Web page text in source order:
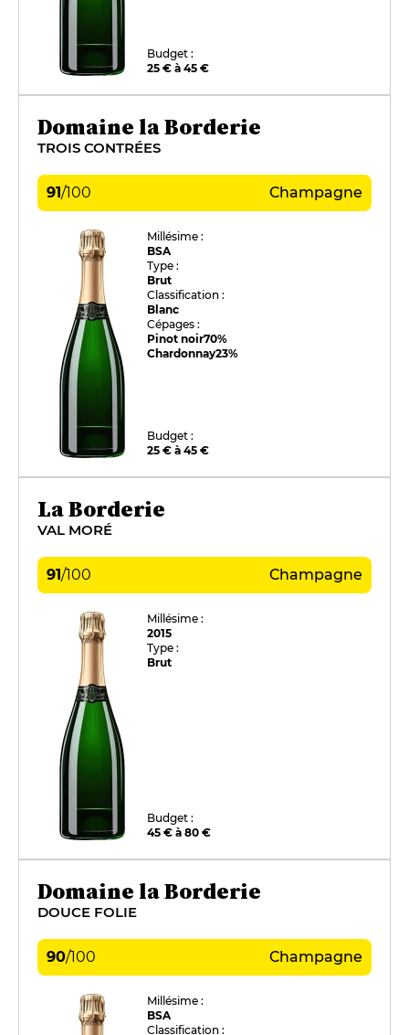
Budget :
25 € à 45 €
Domaine la Borderie
TROIS CONTRÉES
91/100 Champagne
Millésime :
BSA
Type :
Brut
Classification :
Blanc
Cépages :
Pinot noir70%
Chardonnay23%
Budget :
25 € à 45 €
La Borderie
VAL MORÉ
91/100 Champagne
Millésime :
2015
Type :
Brut
Budget :
45 € à 80 €
Domaine la Borderie
DOUCE FOLIE
90/100 Champagne
Millésime :
BSA
Classification :